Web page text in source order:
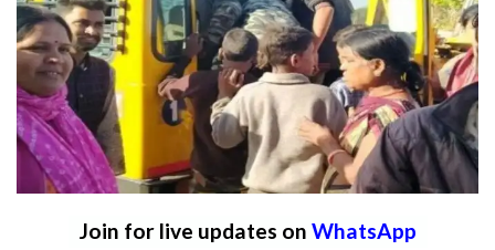
Join for live updates on WhatsApp